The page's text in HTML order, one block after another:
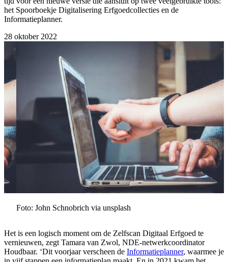
het Spoorboekje Digitalisering Erfgoedcollecties en de
Informatieplanner.
28 oktober 2022
Foto: John Schnobrich via unsplash
Het is een logisch moment om de Zelfscan Digitaal Erfgoed te
vernieuwen, zegt Tamara van Zwol, NDE-netwerkcoordinator
Houdbaar. ‘Dit voorjaar verscheen de Informatieplanner, waarmee je